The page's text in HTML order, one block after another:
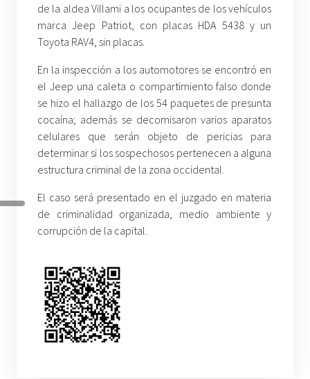
de la aldea Villami a los ocupantes de los vehículos
marca Jeep Patriot, con placas HDA 5438 y un
Toyota RAV4, sin placas.
En la inspección a los automotores se encontró en
el Jeep una caleta o compartimiento falso donde
se hizo el hallazgo de los 54 paquetes de presunta
cocaína; además se decomisaron varios aparatos
celulares que serán objeto de pericias para
determinar si los sospechosos pertenecen a alguna
estructura criminal de la zona occidental.
El caso será presentado en el juzgado en materia
de criminalidad organizada, medio ambiente y
corrupción de la capital.